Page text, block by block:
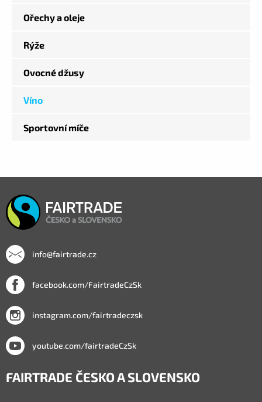
Ořechy a oleje
Rýže
Ovocné džusy
Víno
Sportovní míče
info@fairtrade.cz
facebook.com/FairtradeCzSk
instagram.com/fairtradeczsk
youtube.com/fairtradeCzSk
FAIRTRADE ČESKO A SLOVENSKO